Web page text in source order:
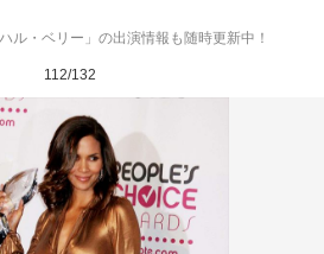
ル・ベリー」の出演情報も随時更新中！
112/132